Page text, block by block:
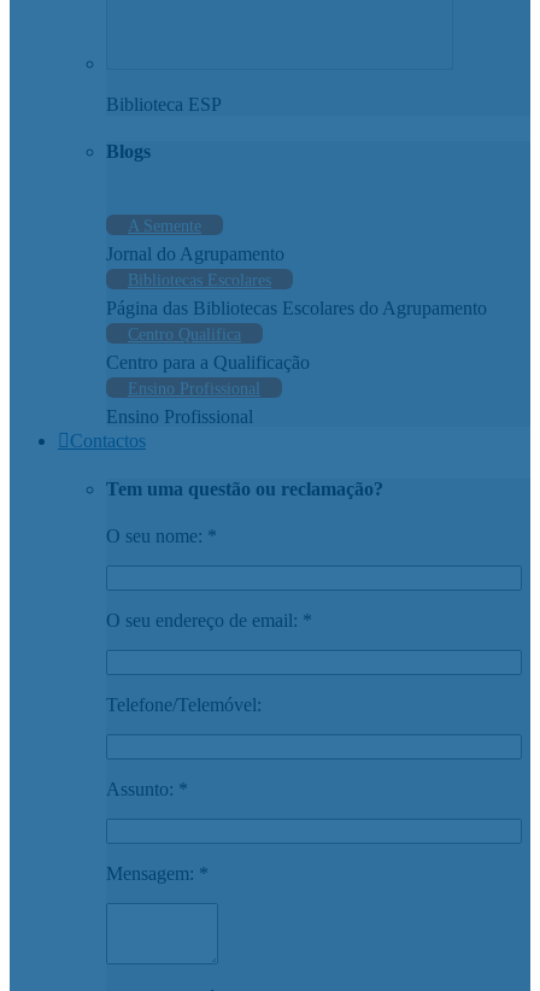
Biblioteca ESP
Blogs
A Semente
Jornal do Agrupamento
Bibliotecas Escolares
Página das Bibliotecas Escolares do Agrupamento
Centro Qualifica
Centro para a Qualificação
Ensino Profissional
Ensino Profissional
Contactos
Tem uma questão ou reclamação?
O seu nome: *
O seu endereço de email: *
Telefone/Telemóvel:
Assunto: *
Mensagem: *